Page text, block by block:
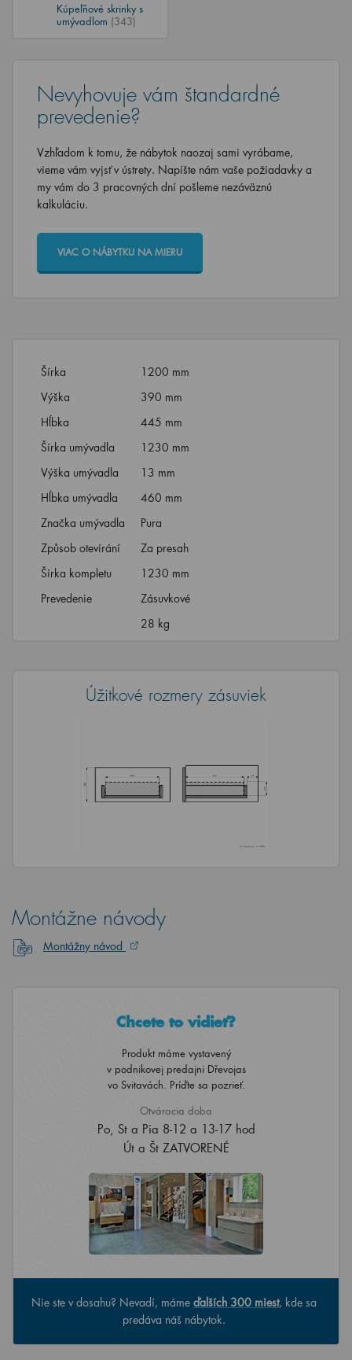
Kúpeľňové skrinky s
umývadlom (343)
Nevyhovuje vám štandardné
prevedenie?
Vzhľadom k tomu, že nábytok naozaj sami vyrábame,
vieme vám vyjsť v ústrety. Napíšte nám vaše požiadavky a
my vám do 3 pracovných dní pošleme nezáväznú
kalkuláciu.
VIAC O NÁBYTKU NA MIERU
Šírka
1200 mm
Výška
390 mm
Hĺbka
445 mm
Šírka umývadla
1230 mm
Výška umývadla
13 mm
Hĺbka umývadla
460 mm
Značka umývadla
Pura
Způsob otevírání
Za presah
Šírka kompletu
1230 mm
Prevedenie
Zásuvkové
28 kg
Úžitkové rozmery zásuviek
Montážne návody
Montážny návod
Chcete to vidieť?
Produkt máme vystavený
v podnikovej predajni Dřevojas
vo Svitavách. Príďte sa pozrieť.
Otváracia doba
Po, St a Pia 8-12 a 13-17 hod
Út a Št ZATVORENÉ
Nie ste v dosahu? Nevadí, máme ďalších 300 miest, kde sa
predáva náš nábytok.